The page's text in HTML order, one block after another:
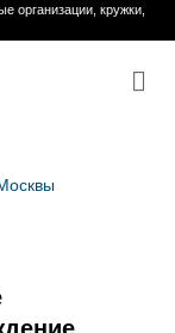
организации, кружки,